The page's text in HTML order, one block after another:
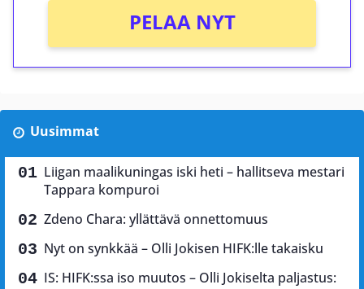
PELAA NYT
Uusimmat
Liigan maalikuningas iski heti – hallitseva mestari
Tappara kompuroi
Zdeno Chara: yllättävä onnettomuus
Nyt on synkkää – Olli Jokisen HIFK:lle takaisku
IS: HIFK:ssa iso muutos – Olli Jokiselta paljastus: